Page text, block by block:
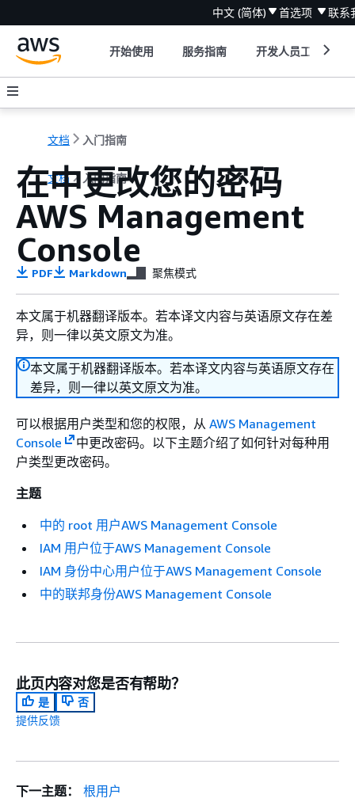
中文 (简体) 首选项 联系
开始使用 服务指南 开发人员工具
文档 入门指南
文档 入门指南
在中更改您的密码
AWS Management
Console
PDF Markdown 聚焦模式
本文属于机器翻译版本。若本译文内容与英语原文存在差
异，则一律以英文原文为准。
本文属于机器翻译版本。若本译文内容与英语原文存在
差异，则一律以英文原文为准。
可以根据用户类型和您的权限，从 AWS Management
Console
中更改密码。以下主题介绍了如何针对每种用
户类型更改密码。
主题
中的 root 用户AWS Management Console
IAM 用户位于AWS Management Console
IAM 身份中心用户位于AWS Management Console
中的联邦身份AWS Management Console
此页内容对您是否有帮助？
是
否
提供反馈
下一主题：
根用户